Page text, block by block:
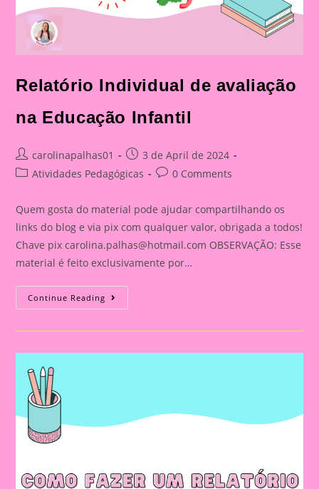
Relatório Individual de avaliação
na Educação Infantil
Post
author:
carolinapalhas01
Post
published:
3 de April de 2024
PostAtividades Pedagógicas
Post0 Comments
Quem gosta do material pode ajudar compartilhando os
links do blog e via pix com qualquer valor, obrigada a todos!
Chave pixcarolina.palhas@hotmail.com OBSERVAÇÃO: Esse
material é feito exclusivamente por…
Continue Reading Relatório
Individual
Avaliação